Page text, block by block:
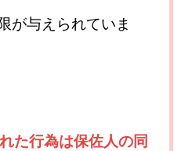
が与えられていま
た行為は保佐人の同